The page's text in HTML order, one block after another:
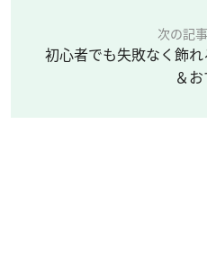
次の記
初心者でも失敗なく飾
＆